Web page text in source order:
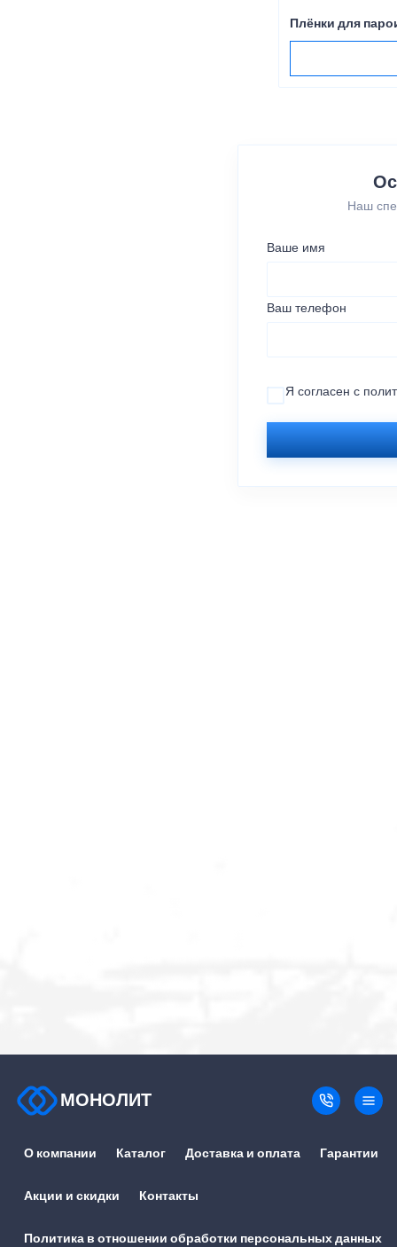
Плёнки для
Наш
Ваше имя
Ваш телефон
Я согласен с
МОНОЛИТ
О компании Каталог Доставка и оплата Гарантии
Акции и скидки Контакты
Политика в отношении обработки персональных данных